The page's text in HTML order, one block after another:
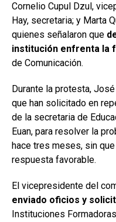
Cornelio Cupul Dzul,
Hay, secretaria; y Marta
quienes señalaron que
institución enfrenta la
de Comunicación.
Durante la protesta,
que han solicitado en
de la secretaria de
Euan, para resolver la
hace tres meses, sin
respuesta favorable.
El vicepresidente del
enviado oficios y
Instituciones